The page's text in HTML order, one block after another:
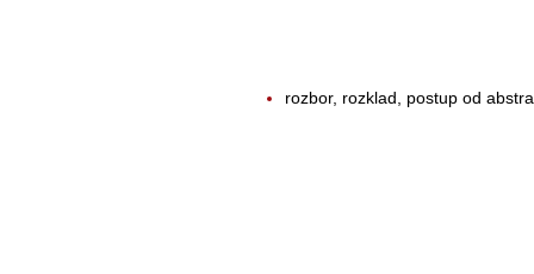
rozbor, rozklad, postup od